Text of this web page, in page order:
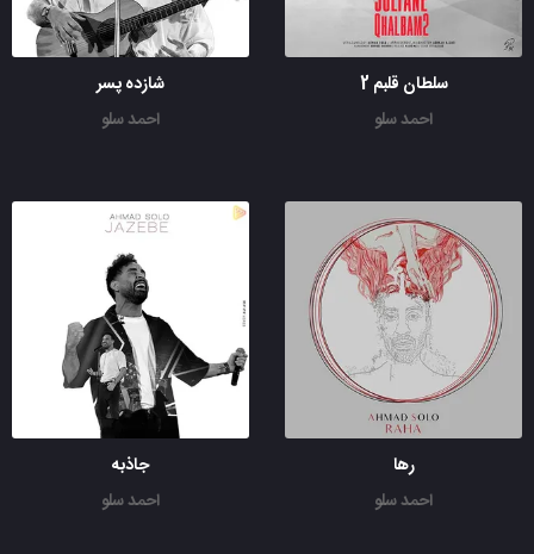
سلطان قلبم 2
احمد سلو
شازده پسر
احمد سلو
رها
احمد سلو
جاذبه
احمد سلو